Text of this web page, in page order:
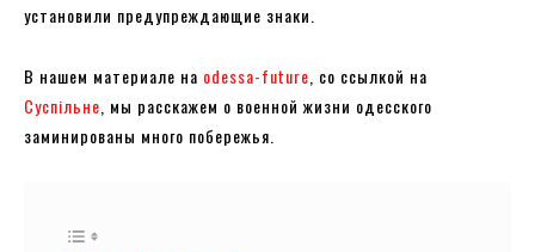
установили предупреждающие знаки.
В нашем материале на odessa-future , со ссылкой на
Суспільне , мы расскажем о военной жизни одесского
заминированы много побережья.